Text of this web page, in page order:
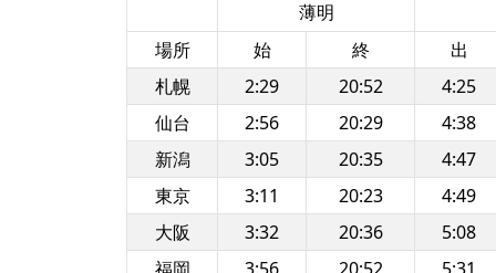
薄明
場所
始 終
出
札幌
2:29 20:52
4:25
仙台
2:56 20:29
4:38
新潟
3:05 20:35
4:47
東京
3:11 20:23
4:49
大阪
3:32 20:36
5:08